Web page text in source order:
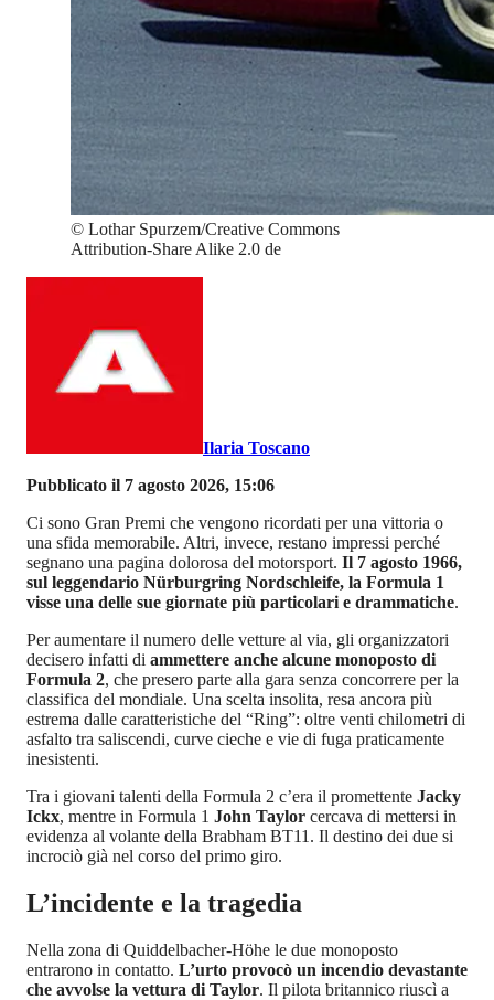
© Lothar Spurzem/Creative Commons
Attribution-Share Alike 2.0 de
Ilaria Toscano
Pubblicato il 7 agosto 2026, 15:06
Ci sono Gran Premi che vengono ricordati per una vittoria o
una sfida memorabile. Altri, invece, restano impressi perché
segnano una pagina dolorosa del motorsport. Il 7 agosto 1966,
sul leggendario Nürburgring Nordschleife, la Formula 1
visse una delle sue giornate più particolari e drammatiche.
Per aumentare il numero delle vetture al via, gli organizzatori
decisero infatti di ammettere anche alcune monoposto di
Formula 2, che presero parte alla gara senza concorrere per la
classifica del mondiale. Una scelta insolita, resa ancora più
estrema dalle caratteristiche del “Ring”: oltre venti chilometri di
asfalto tra saliscendi, curve cieche e vie di fuga praticamente
inesistenti.
Tra i giovani talenti della Formula 2 c’era il promettente Jacky
Ickx, mentre in Formula 1 John Taylor cercava di mettersi in
evidenza al volante della Brabham BT11. Il destino dei due si
incrociò già nel corso del primo giro.
L’incidente e la tragedia
Nella zona di Quiddelbacher-Höhe le due monoposto
entrarono in contatto. L’urto provocò un incendio devastante
che avvolse la vettura di Taylor. Il pilota britannico riuscì a